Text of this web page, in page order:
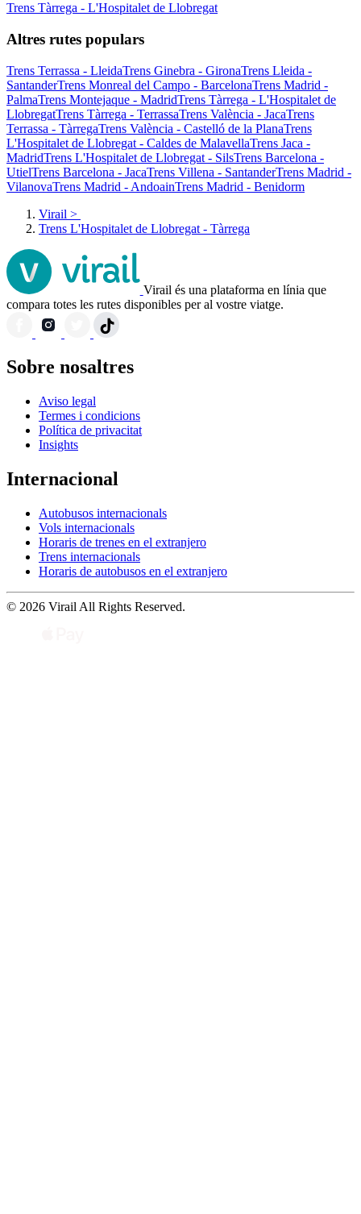
Trens Tàrrega - L'Hospitalet de Llobregat
Altres rutes populars
Trens Terrassa - LleidaTrens Ginebra - GironaTrens Lleida -
SantanderTrens Monreal del Campo - BarcelonaTrens Madrid -
PalmaTrens Montejaque - MadridTrens Tàrrega - L'Hospitalet de
LlobregatTrens Tàrrega - TerrassaTrens València - JacaTrens
Terrassa - TàrregaTrens València - Castelló de la PlanaTrens
L'Hospitalet de Llobregat - Caldes de MalavellaTrens Jaca -
MadridTrens L'Hospitalet de Llobregat - SilsTrens Barcelona -
UtielTrens Barcelona - JacaTrens Villena - SantanderTrens Madrid -
VilanovaTrens Madrid - AndoainTrens Madrid - Benidorm
Virail >
Trens L'Hospitalet de Llobregat - Tàrrega
Virail és una plataforma en línia que
compara totes les rutes disponibles per al vostre viatge.
Sobre nosaltres
Aviso legal
Termes i condicions
Política de privacitat
Insights
Internacional
Autobusos internacionals
Vols internacionals
Horaris de trenes en el extranjero
Trens internacionals
Horaris de autobusos en el extranjero
© 2026 Virail All Rights Reserved.